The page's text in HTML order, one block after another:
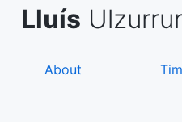
SkipLluís
About